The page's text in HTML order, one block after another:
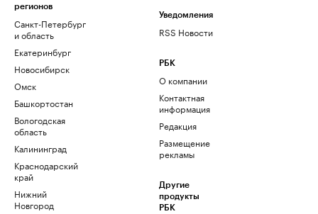
регионов
Санкт-Петербург
и область
Екатеринбург
Новосибирск
Омск
Башкортостан
Вологодская
область
Калининград
Краснодарский
край
Нижний
Новгород
Уведомления
RSS Новости
РБК
О компании
Контактная
информация
Редакция
Размещение
рекламы
Другие
продукты
РБК